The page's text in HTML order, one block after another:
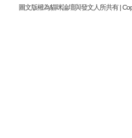
圖文版權為貓咪論壇與發文人所共有 |